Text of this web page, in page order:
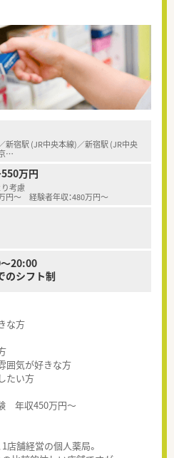
新宿駅 (JR中央本線)／新宿駅 (JR中央
…
万円
考慮
円～ 経験者年収：480万円～
20:00
のシフト制
な方
囲気が好きな方
たい方
年収450万円～
店舗経営の個人薬局。